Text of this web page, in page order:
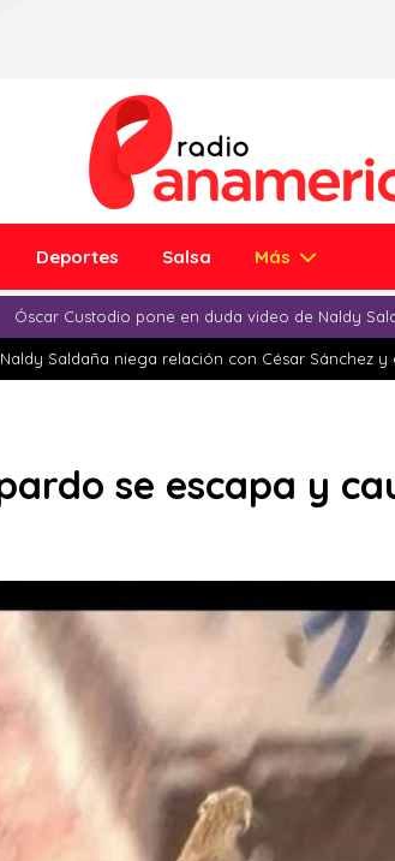
Deportes Salsa Más
Óscar Custodio pone en duda video de Naldy
Naldy Saldaña niega relación con César Sánchez
se escapa y